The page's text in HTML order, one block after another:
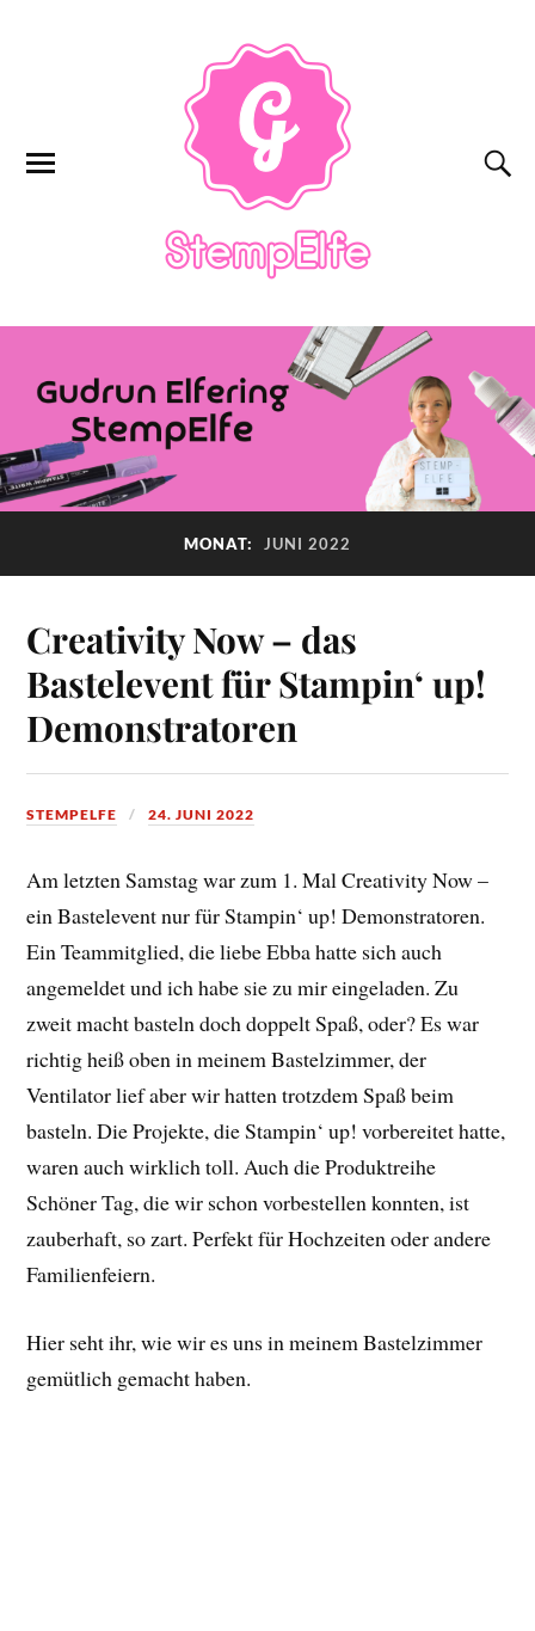
MONAT: JUNI 2022
Creativity Now – das
Bastelevent für Stampin‘ up!
Demonstratoren
STEMPELFE 24. JUNI 2022
Am letzten Samstag war zum 1. Mal Creativity Now –
ein Bastelevent nur für Stampin‘ up! Demonstratoren.
Ein Teammitglied, die liebe Ebba hatte sich auch
angemeldet und ich habe sie zu mir eingeladen. Zu
zweit macht basteln doch doppelt Spaß, oder? Es war
richtig heiß oben in meinem Bastelzimmer, der
Ventilator lief aber wir hatten trotzdem Spaß beim
basteln. Die Projekte, die Stampin‘ up! vorbereitet hatte,
waren auch wirklich toll. Auch die Produktreihe
Schöner Tag, die wir schon vorbestellen konnten, ist
zauberhaft, so zart. Perfekt für Hochzeiten oder andere
Familienfeiern.
Hier seht ihr, wie wir es uns in meinem Bastelzimmer
gemütlich gemacht haben.